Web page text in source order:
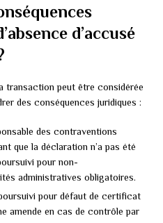
d’accusé
transaction peut être considérée
des conséquences juridiques :
des contraventions
que la déclaration n’a pas été
pour non-
administratives obligatoires.
pour défaut de certificat
amende en cas de contrôle par